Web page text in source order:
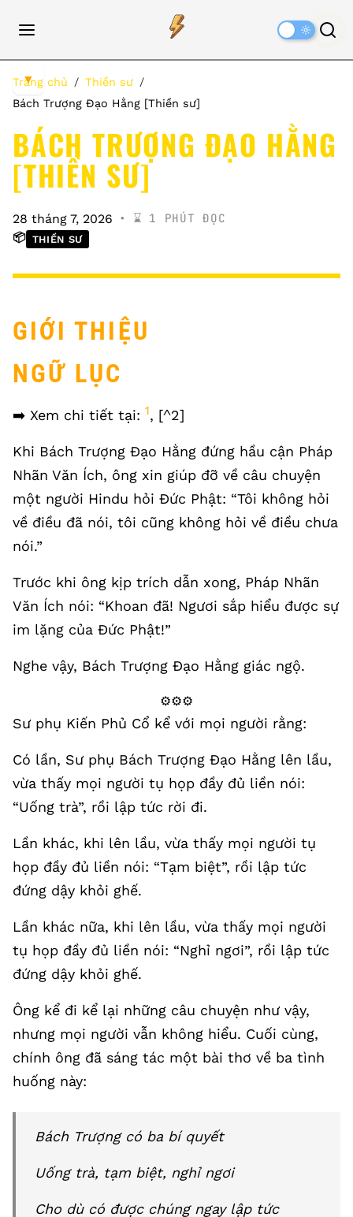
Trang chủ
Thiền sư
Bách Trượng Đạo Hằng [Thiền sư]
BÁCH TRƯỢNG ĐẠO HẰNG
[THIỀN SƯ]
28 tháng 7, 2026 ⌛️ 1 PHÚT ĐỌC
📦 THIỀN SƯ
GIỚI THIỆU
NGỮ LỤC
➡️ Xem chi tiết tại: 1, [^2]
Khi Bách Trượng Đạo Hằng đứng hầu cận Pháp
Nhãn Văn Ích, ông xin giúp đỡ về câu chuyện
một người Hindu hỏi Đức Phật: “Tôi không hỏi
về điều đã nói, tôi cũng không hỏi về điều chưa
nói.”
Trước khi ông kịp trích dẫn xong, Pháp Nhãn
Văn Ích nói: “Khoan đã! Ngươi sắp hiểu được sự
im lặng của Đức Phật!”
Nghe vậy, Bách Trượng Đạo Hằng giác ngộ.
⚙️⚙️⚙️
Sư phụ Kiến Phủ Cổ kể với mọi người rằng:
Có lần, Sư phụ Bách Trượng Đạo Hằng lên lầu,
vừa thấy mọi người tụ họp đầy đủ liền nói:
“Uống trà”, rồi lập tức rời đi.
Lần khác, khi lên lầu, vừa thấy mọi người tụ
họp đầy đủ liền nói: “Tạm biệt”, rồi lập tức
đứng dậy khỏi ghế.
Lần khác nữa, khi lên lầu, vừa thấy mọi người
tụ họp đầy đủ liền nói: “Nghỉ ngơi”, rồi lập tức
đứng dậy khỏi ghế.
Ông kể đi kể lại những câu chuyện như vậy,
nhưng mọi người vẫn không hiểu. Cuối cùng,
chính ông đã sáng tác một bài thơ về ba tình
huống này:
Bách Trượng có ba bí quyết
Uống trà, tạm biệt, nghỉ ngơi
Cho dù có được chúng ngay lập tức
▼